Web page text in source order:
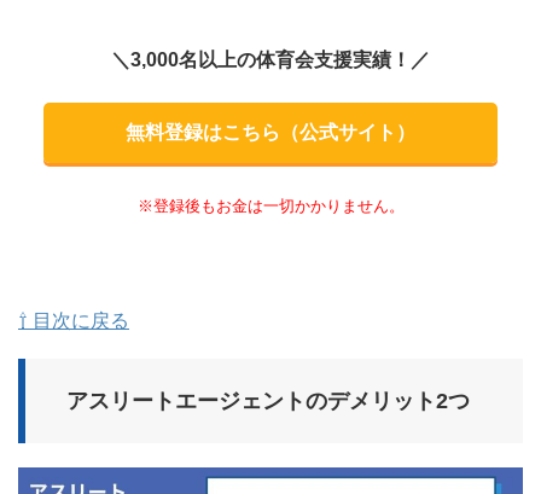
＼3,000名以上の体育会支援実績！／
無料登録はこちら（公式サイト）
※登録後もお金は一切かかりません。
⇧ 目次に戻る
アスリートエージェントのデメリット2つ